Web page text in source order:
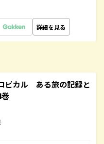
詳細を見る
ピカル ある旅の記録と